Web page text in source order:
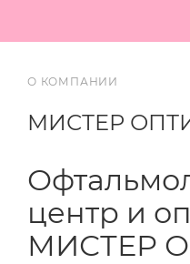
О КОМПАНИИ
МИСТЕР
центр и
МИСТЕР